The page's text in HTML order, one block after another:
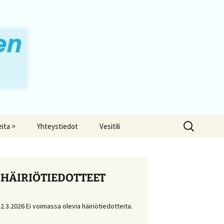
ja perintä
>
vuoto maksaa
Yhteystiedot Vesitili
Haku:
HÄIRIÖTIEDOTTEET
2.3.2026 Ei voimassa olevia häiriötiedotteita.